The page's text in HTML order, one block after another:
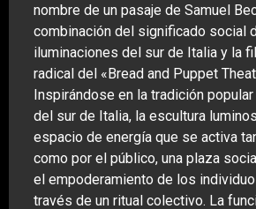
nombre de un pasaje de Samuel
combinación del significado social
iluminaciones del sur de Italia y la
radical del «Bread and Puppet
Inspirándose en la tradición
del sur de Italia, la escultura
espacio de energía que se activa
como por el público, una plaza
el empoderamiento de los
través de un ritual colectivo. La